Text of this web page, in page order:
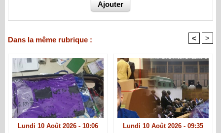
Dans la même rubrique : < >
Lundi 10 Août 2026 - 10:06 Lundi 10 Août 2026 - 09:35